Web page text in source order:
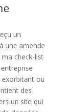
un
une amende
check-list
exorbitant ou
des
un site qui